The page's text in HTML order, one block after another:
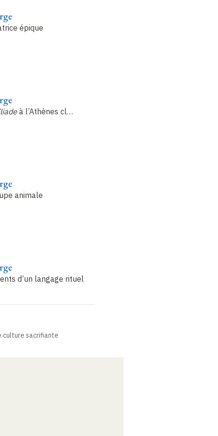
épique
à l’Athènes cl…
animale
d’un langage rituel
culture sacrifiante